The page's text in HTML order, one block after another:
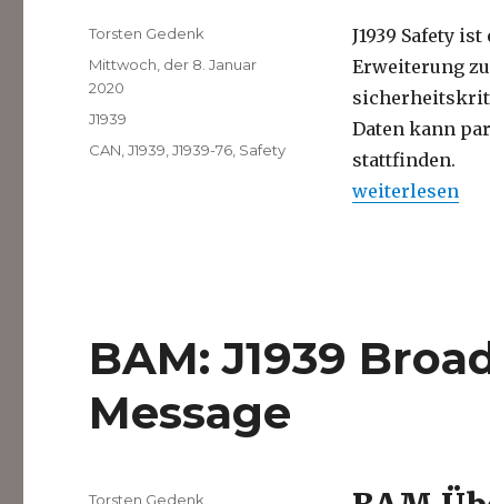
J1939 Safety
Erweiterung
Daten kann
stattfinden.
„J1939 Safety“
weiterlesen
Autor
Torsten Gedenk
Veröffentlicht
am
Mittwoch, der 8. Januar
2020
Kategorien
J1939
Schlagwörter
CAN ,J1939 ,J1939-76 Safety
BAM: J1939
Message
Autor
Torsten Gedenk